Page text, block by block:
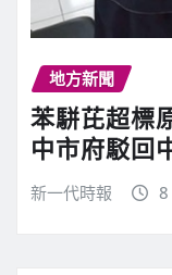
地方新聞
苯駢芘超標
中市府駁回
新一代時報 8